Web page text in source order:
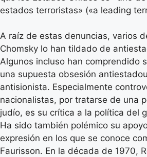
estados terroristas» («a leading
A raíz de estas denuncias, varios
Chomsky lo han tildado de
Algunos incluso han comprendido
una supuesta obsesión
antisionista. Especialmente
nacionalistas, por tratarse de una
judío, es su crítica a la política del
Ha sido también polémico su
expresión en los que se conoce
Faurisson. En la década de 1970,